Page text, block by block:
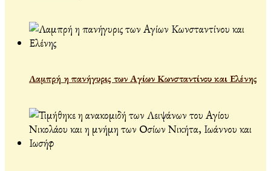
Λαμπρή η πανήγυρις των Αγίων Κωνσταντίνου και Ελένης